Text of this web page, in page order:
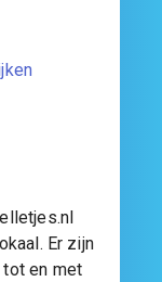
Er zijn
en met